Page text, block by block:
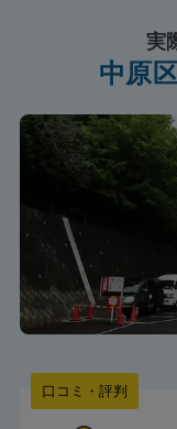
実
中原
口コミ・評判